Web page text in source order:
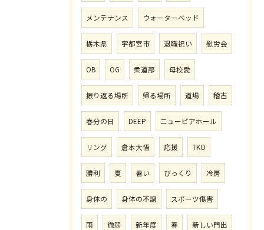
メンテナンス ウォーターベッド
栃木県 宇都宮市 退職祝い 慰労会
OB OG 柔道部 母校愛
振り返る場所 帰る場所 道場 稽古
春分の日 DEEP ニューピアホール
リング 倉本大悟 応援 TKO
勝利 夏 暑い びっくり 冷房
身体の 身体の不調 スポーツ傷害
雨 微弱 新年度 春 新しい門出